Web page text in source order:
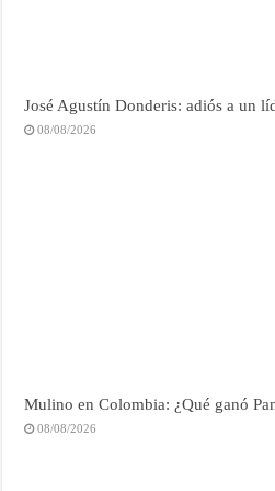
José Agustín Donderis: adiós a un
08/08/2026
Mulino en Colombia: ¿Qué ganó
08/08/2026